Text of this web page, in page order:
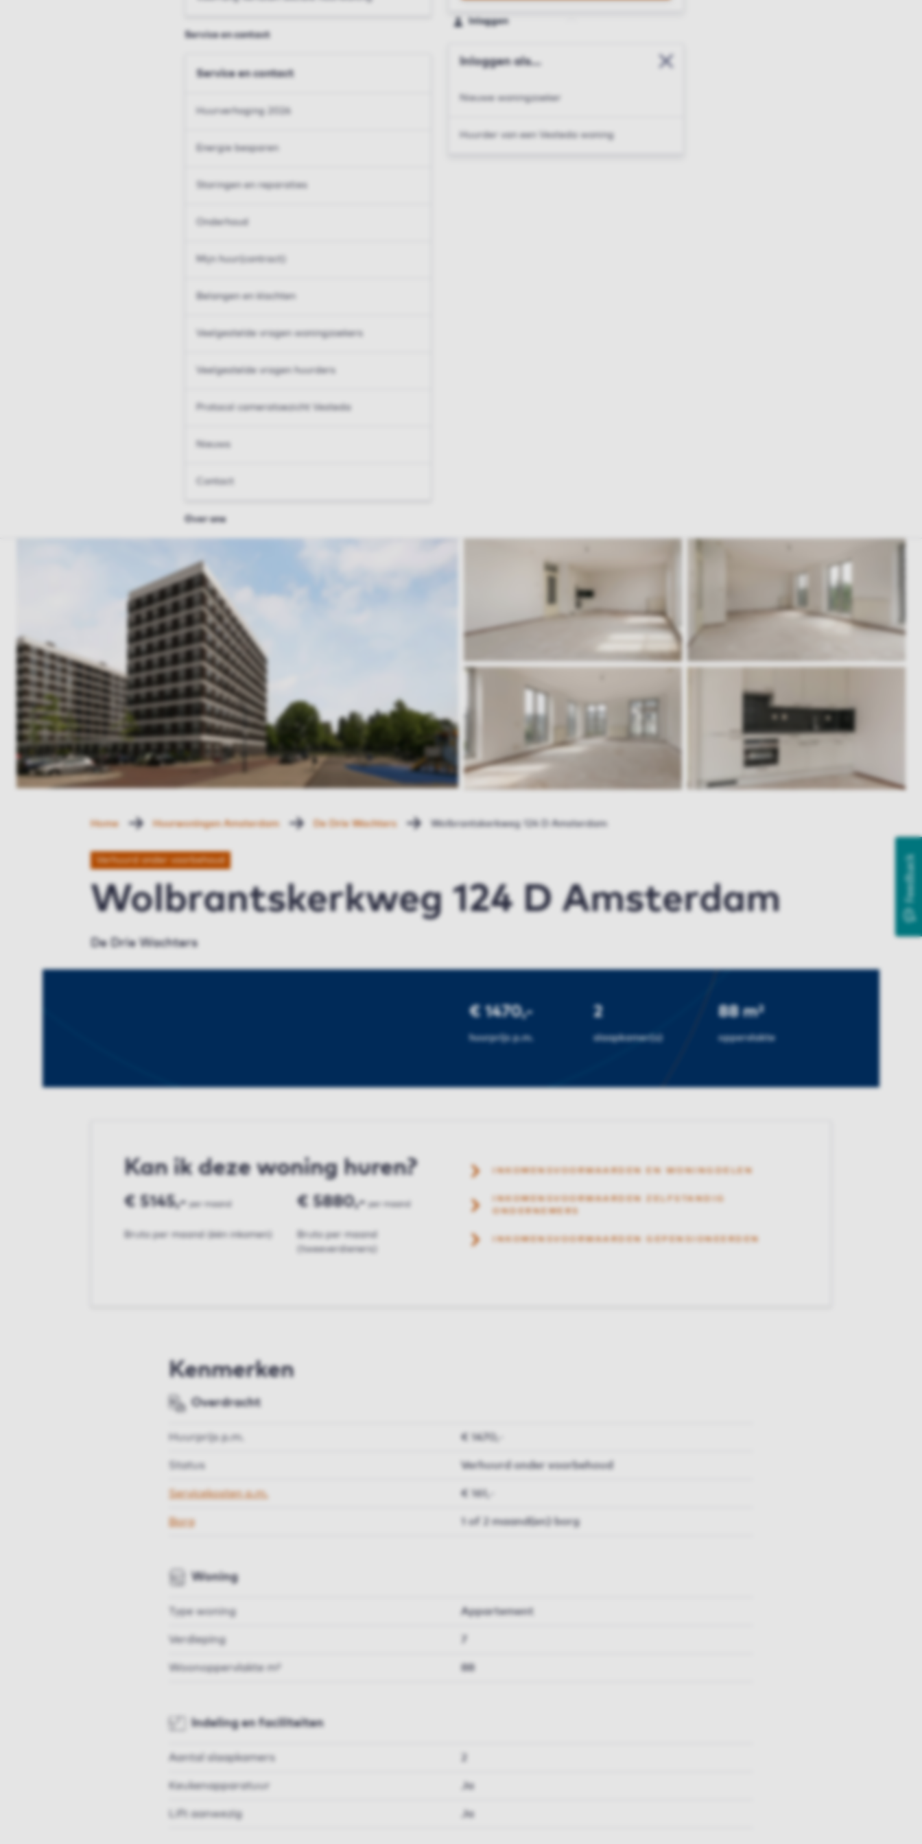
Service en contact
Service en contact
Huurverhoging 2026
Energie besparen
Storingen en reparaties
Onderhoud
Mijn huur(contract)
Belangen en klachten
Veelgestelde vragen woningzoekers
Veelgestelde vragen huurders
Protocol cameratoezicht Vesteda
Nieuws
Contact
Over ons
Inloggen
Inloggen als...
Sluit modal
Nieuwe woningzoeker
Huurder van een Vesteda woning
Home Huurwoningen Amsterdam De Drie Wachters Wolbrantskerkweg 124 D Amsterdam
Verhuurd onder voorbehoud
Wolbrantskerkweg 124 D Amsterdam
De Drie Wachters
€ 1470,-
huurprijs p.m.
2
slaapkamer(s)
88 m²
oppervlakte
Kan ik deze woning huren?
€ 5145,- per maand
Bruto per maand (één inkomen)
€ 5880,- per maand
Bruto per maand
(tweeverdieners)
INKOMENSVOORWAARDEN EN WONINGDELEN
INKOMENSVOORWAARDEN ZELFSTANDIG
ONDERNEMERS
INKOMENSVOORWAARDEN GEPENSIONEERDEN
Kenmerken
Overdracht
Huurprijs p.m. € 1470,-
Status Verhuurd onder voorbehoud
Servicekosten p.m. € 161,-
Borg 1 of 2 maand(en) borg
Woning
Type woning Appartement
Verdieping
Woonoppervlakte m² 88
Indeling en faciliteiten
Aantal slaapkamers
Keukenapparatuur Ja
Lift aanwezig Ja
Feedback